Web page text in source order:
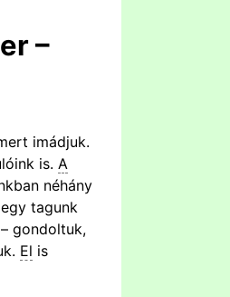
–
imádjuk.
is. A
néhány
tagunk
gondoltuk,
El is